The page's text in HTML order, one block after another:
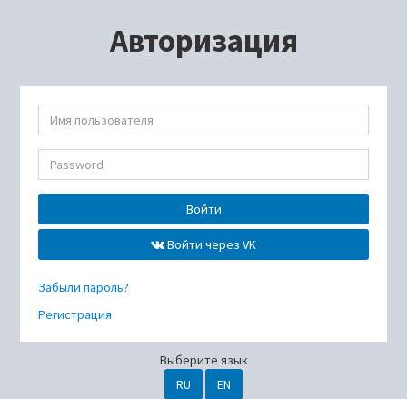
Авторизация
Войти
Войти через VK
Забыли пароль?
Регистрация
Выберите язык